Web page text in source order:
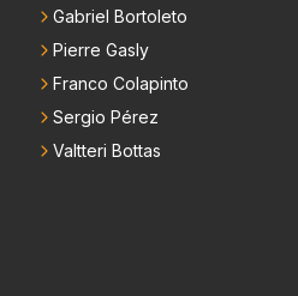
Gabriel Bortoleto
Pierre Gasly
Franco Colapinto
Sergio Pérez
Valtteri Bottas